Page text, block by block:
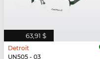
63,91 $
Detroit
UN505 - 03